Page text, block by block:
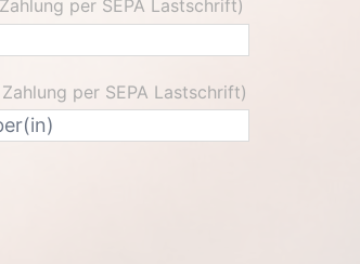
per SEPA Lastschrift)
per SEPA Lastschrift)